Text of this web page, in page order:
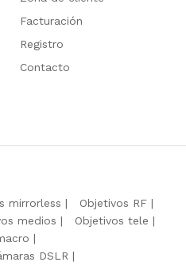
Facturación
Registro
Contacto
mirrorless
Objetivos RF
medios
Objetivos tele
DSLR